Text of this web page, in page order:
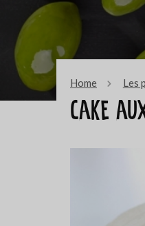
Home Les
Cake